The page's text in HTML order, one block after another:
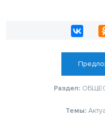
Раздел:
Темы: